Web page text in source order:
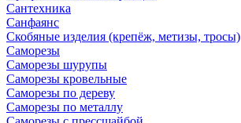
Сантехника
Санфаянс
Скобяные изделия (крепёж, метизы, тросы)
Саморезы
Саморезы шурупы
Саморезы кровельные
Саморезы по дереву
Саморезы по металлу